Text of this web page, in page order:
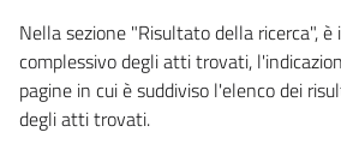
Nella sezione "Risultato della ricerca",
complessivo degli atti trovati,
pagine in cui è suddiviso l'elenco dei
degli atti trovati.